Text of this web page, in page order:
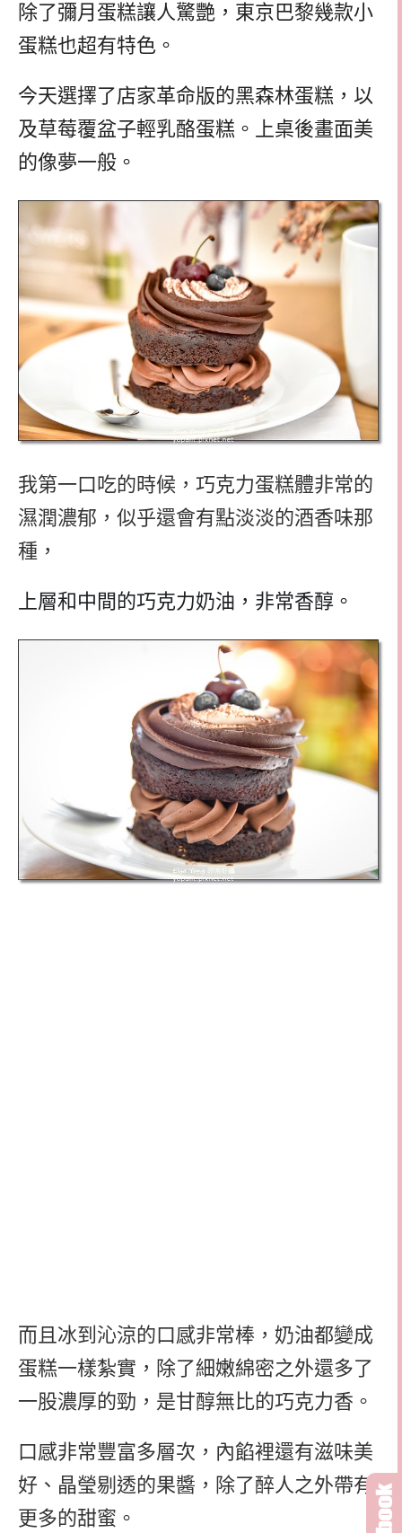
除了彌月蛋糕讓人驚艷，東京巴黎幾款小
蛋糕也超有特色。
今天選擇了店家革命版的黑森林蛋糕，以
及草莓覆盆子輕乳酪蛋糕。上桌後畫面美
的像夢一般。
我第一口吃的時候，巧克力蛋糕體非常的
濕潤濃郁，似乎還會有點淡淡的酒香味那
種，
上層和中間的巧克力奶油，非常香醇。
而且冰到沁涼的口感非常棒，奶油都變成
蛋糕一樣紮實，除了細嫩綿密之外還多了
一股濃厚的勁，是甘醇無比的巧克力香。
口感非常豐富多層次，內餡裡還有滋味美
好、晶瑩剔透的果醬，除了醉人之外帶有
更多的甜蜜。